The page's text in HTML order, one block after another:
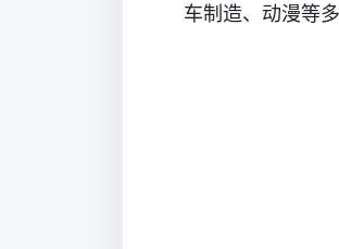
车制造、动漫等